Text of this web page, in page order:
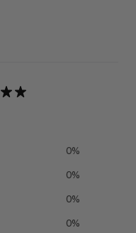
0%
0%
0%
0%